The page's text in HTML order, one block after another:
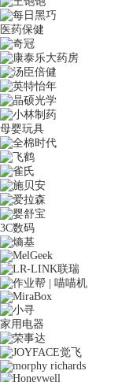
医药保健
母婴玩具
3C数码
家用电器